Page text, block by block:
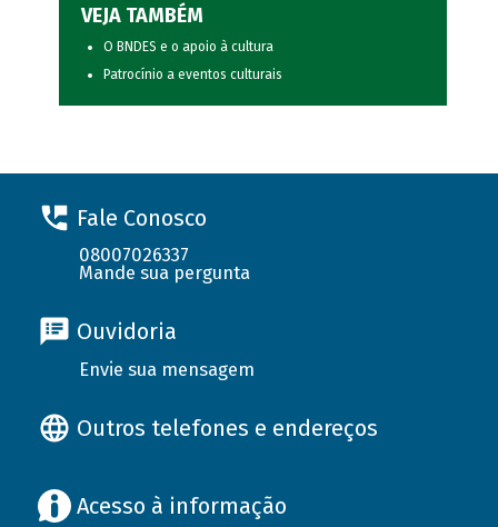
VEJA TAMBÉM
O BNDES e o apoio à cultura
Patrocínio a eventos culturais
Fale Conosco
08007026337
Mande sua pergunta
Ouvidoria
Envie sua mensagem
Outros telefones e endereços
Acesso à informação